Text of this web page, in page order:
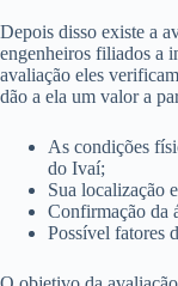
Depois disso existe a
engenheiros filiados a
avaliação eles
dão a ela um valor a
As condições
do Ivaí;
Sua localização
Confirmação da
Possível fatores